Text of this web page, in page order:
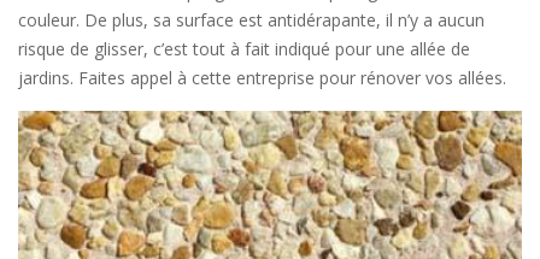
couleur. De plus, sa surface est antidérapante, il n’y a aucun
risque de glisser, c’est tout à fait indiqué pour une allée de
jardins. Faites appel à cette entreprise pour rénover vos allées.